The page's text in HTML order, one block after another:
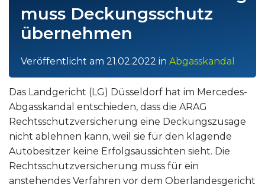
muss Deckungsschutz
übernehmen
Veröffentlicht am 21.02.2022 in Abgasskandal
Das Landgericht (LG) Düsseldorf hat im Mercedes-
Abgasskandal entschieden, dass die ARAG
Rechtsschutzversicherung eine Deckungszusage
nicht ablehnen kann, weil sie für den klagende
Autobesitzer keine Erfolgsaussichten sieht. Die
Rechtsschutzversicherung muss für ein
anstehendes Verfahren vor dem Oberlandesgericht